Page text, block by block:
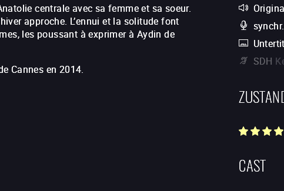
centrale avec sa femme et sa soeur.
approche. L’ennui et la solitude font
les poussant à exprimer à Aydin de
Cannes en 2014.
SDH
CAST